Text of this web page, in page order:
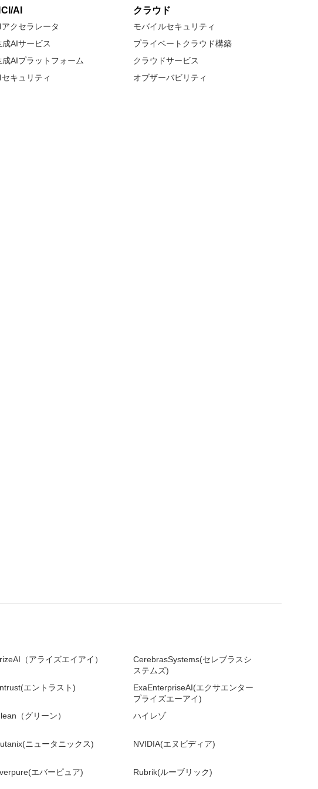
AI
アクセラレータ
成AIサービス
成AIプラットフォーム
セキュリティ
クラウド
モバイルセキュリティ
プライベートクラウド構築
クラウドサービス
オブザーバビリティ
（アライズエイアイ）
CerebrasSystems(セレブラスシ
ステムズ)
エントラスト)
ExaEnterpriseAI(エクサエンター
プライズエーアイ)
（グリーン） ハイレゾ
ニュータニックス) NVIDIA(エヌビディア)
エバーピュア) Rubrik(ルーブリック)